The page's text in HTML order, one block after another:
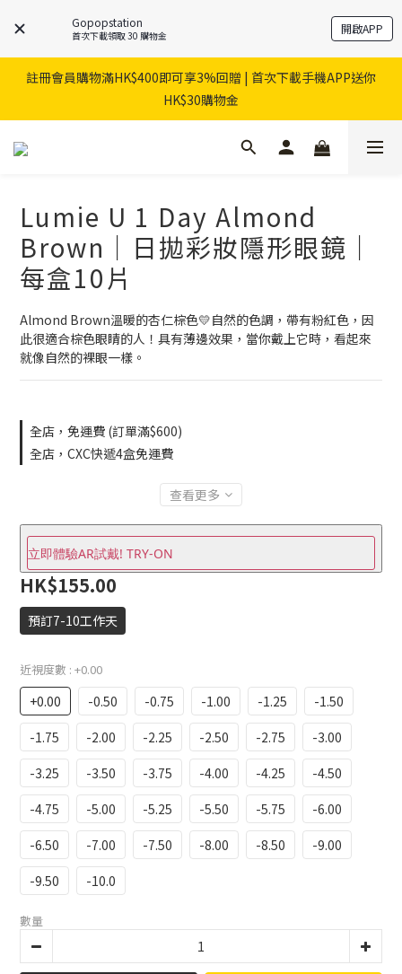
Gopopstation
首次下載領取 30 購物金 開啟APP
註冊會員購物滿HK$400即可享3%回贈 | 首次下載手機APP送你
HK$30購物金
Lumie U 1 Day Almond
Brown｜日拋彩妝隱形眼鏡｜
每盒10片
Almond Brown溫暖的杏仁棕色💛自然的色調，帶有粉紅色，因
此很適合棕色眼睛的人！具有薄邊效果，當你戴上它時，看起來
就像自然的裸眼一樣。
全店，免運費 (訂單滿$600)
全店，CXC快遞4盒免運費
查看更多
立即體驗AR試戴! TRY-ON
HK$155.00
預訂7-10工作天
近視度數 : +0.00
+0.00 -0.50 -0.75 -1.00 -1.25
-1.50
-1.75
-2.00 -2.25 -2.50 -2.75
-3.00
-3.25
-3.50 -3.75 -4.00 -4.25
-4.50
-4.75
-5.00 -5.25 -5.50 -5.75
-6.00
-6.50
-7.00 -7.50 -8.00 -8.50
-9.00
-9.50
-10.0
數量